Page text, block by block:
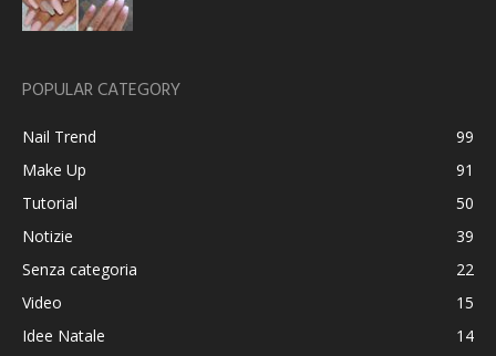
POPULAR CATEGORY
Nail Trend
99
Make Up
91
Tutorial
50
Notizie
39
Senza categoria
22
Video
15
Idee Natale
14